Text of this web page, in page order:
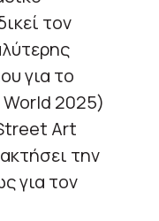
τον
για το
2025)
Art
την
για τον